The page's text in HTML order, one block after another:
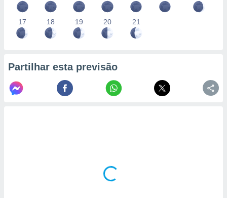
estudos
17 18 19 20 21
Partilhar esta previsão